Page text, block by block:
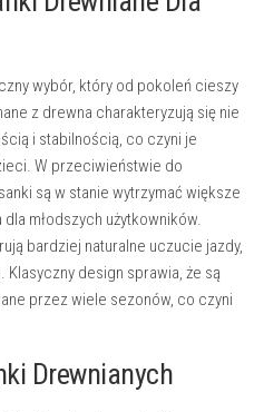
wybór, który od pokoleń cieszy
z drewna charakteryzują się nie
i stabilnością, co czyni je
W przeciwieństwie do
są w stanie wytrzymać większe
młodszych użytkowników.
bardziej naturalne uczucie jazdy,
Klasyczny design sprawia, że są
przez wiele sezonów, co czyni
Drewnianych